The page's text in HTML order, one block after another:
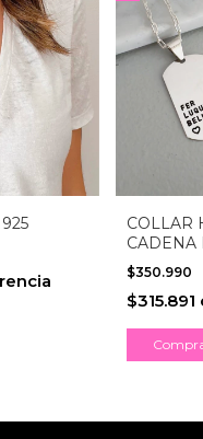
COLLAR
CADENA
$350.990
$315.891